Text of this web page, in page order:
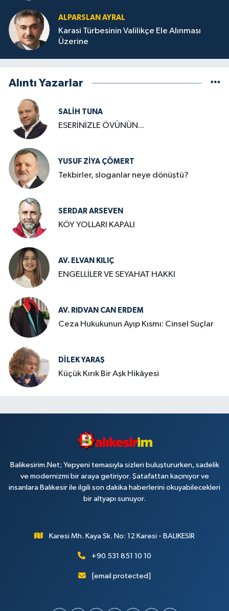
ALPARSLAN AYRAL
Karasi Türbesinin Valilikçe Ele Alınması
Üzerine
Alıntı Yazarlar
SALIH TUNA
ESERİNİZLE ÖVÜNÜN...
YUSUF ZIYA ÇÖMERT
Tekbirler, sloganlar neye dönüştü?
SERDAR ARSEVEN
KÖY YOLLARI KAPALI
AV. ELVAN KILIÇ
ENGELLİLER VE SEYAHAT HAKKI
AV. RIDVAN CAN ERDEM
Ceza Hukukunun Ayıp Kısmı: Cinsel Suçlar
DILEK YARAŞ
Küçük Kırık Bir Aşk Hikâyesi
Balikesirim.Net; Yepyeni temasıyla sizleri buluştururken, sadelik
ve modernizmi bir araya getiriyor. Şatafattan kaçınıyor ve
insanlara Balıkesir ile ilgili son dakika haberlerini okuyabilecekleri
bir altyapı sunuyor.
Karesi Mh. Kaya Sk. No: 12 Karesi - BALIKESİR
+90 531 851 10 10
[email protected]